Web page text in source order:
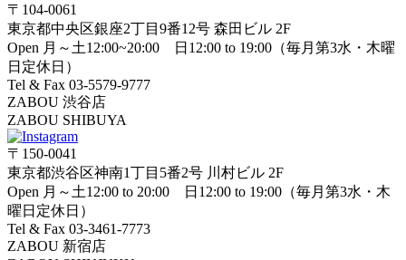
〒104-0061
東京都中央区銀座2丁目9番12号 森田ビル 2F
Open 月～土12:00~20:00 日12:00 to 19:00（毎月第3水・木曜
日定休日）
Tel & Fax 03-5579-9777
ZABOU 渋谷店
ZABOU SHIBUYA
〒150-0041
東京都渋谷区神南1丁目5番2号 川村ビル 2F
Open 月～土12:00 to 20:00 日12:00 to 19:00（毎月第3水・木
曜日定休日）
Tel & Fax 03-3461-7773
ZABOU 新宿店